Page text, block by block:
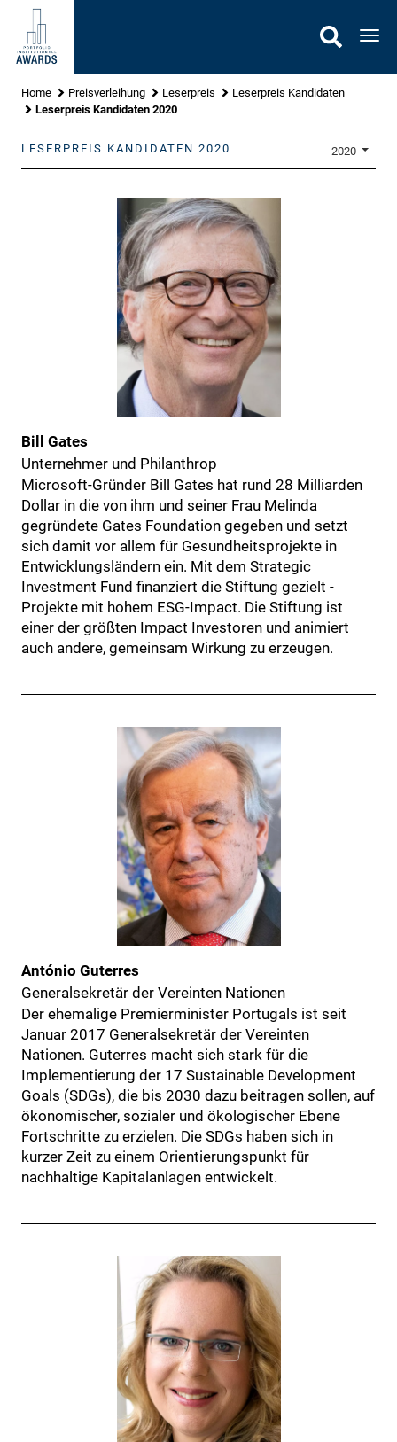
Inhalt
Home Preisverleihung Leserpreis
Leserpreis Kandidaten
Leserpreis Kandidaten 2020
LESERPREIS KANDIDATEN 2020 2020
Bill Gates
Unternehmer und Philanthrop
Microsoft-Gründer Bill Gates hat rund 28 Milliarden
Dollar in die von ihm und seiner Frau Melinda
gegründete Gates Foundation gegeben und setzt
sich damit vor allem für Gesundheitsprojekte in
Entwicklungsländern ein. Mit dem Strategic
Investment Fund finanziert die Stiftung gezielt ­
Projekte mit hohem ESG-Impact. Die Stiftung ist
einer der größten Impact ­Investoren und animiert
auch andere, gemeinsam Wirkung zu erzeugen.
António Guterres
Generalsekretär der Vereinten Nationen
Der ehemalige Premierminister Portugals ist seit
Januar 2017 Generalsekretär der Vereinten
Nationen. Guterres macht sich stark für die
Implementierung der 17 Sustainable Development
Goals (SDGs), die bis 2030 dazu beitragen sollen, auf
ökonomischer, sozialer und ökologischer Ebene
Fortschritte zu erzielen. Die SDGs haben sich in
kurzer Zeit zu einem Orientierungspunkt für
nachhaltige Kapitalanlagen entwickelt.